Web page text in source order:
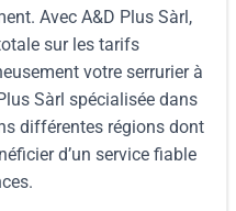
Avec A&D Plus Sàrl,
sur les tarifs
votre serrurier à
Sàrl spécialisée dans
différentes régions dont
d’un service fiable